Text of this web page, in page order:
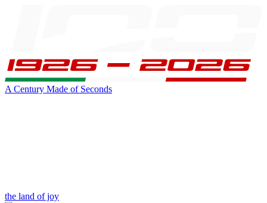
A Century Made of Seconds
the land of joy